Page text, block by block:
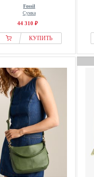
Fossil
Сумка
44 310 ₽
КУПИТЬ